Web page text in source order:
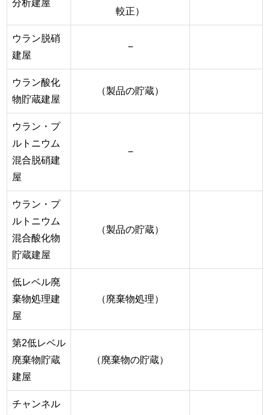
分析建屋
較正）
ウラン脱硝
建屋
−
ウラン酸化
物貯蔵建屋
（製品の貯蔵）
ウラン・プ
ルトニウム
混合脱硝建
屋
−
ウラン・プ
ルトニウム
混合酸化物
貯蔵建屋
（製品の貯蔵）
低レベル廃
棄物処理建
屋
（廃棄物処理）
第2低レベル
廃棄物貯蔵
建屋
（廃棄物の貯蔵）
チャンネル